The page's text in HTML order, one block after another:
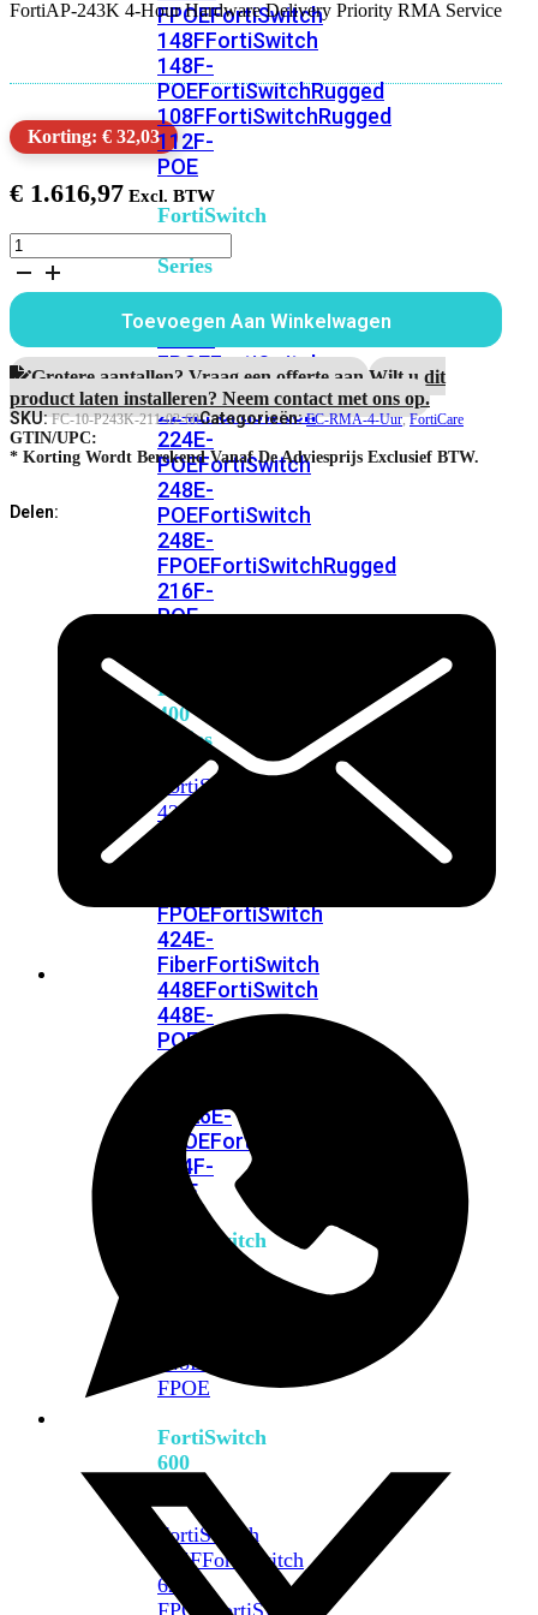
FPOEFortiSwitch
148FFortiSwitch
148F-
POEFortiSwitchRugged
108FFortiSwitchRugged
112F-
POE
FortiSwitch
200
Series
FortiSwitch
224D-
FPOEFortiSwitch
248D FortiSwitch
224EFortiswitch
224E-
POEFortiSwitch
248E-
POEFortiSwitch
248E-
FPOEFortiSwitchRugged
216F-
POE
FortiSwitch
400
Series
FortiSwitch
424E
FPOEFortiSwitch
424E-
FiberFortiSwitch
448EFortiSwitch
448E-
POEFortiSwitch
448E-
M426E-
FPOEFortiSwitchRugged
424F-
POE
FortiSwitch
548D-
FPOE
FortiSwitch
600
Series
FortiSwitch
624FFortiSwitch
624F-
FPOE
FortiSwitch
FortiAP-243K 4-Hour Hardware Delivery Priority RMA Service
Korting: € 32,03
€ 1.616,97
FortiAP-
243K
jaar
4-
uur
Hardware
RMA
Service
aantal
Toevoegen Aan Winkelwagen
Grotere aantallen? Vraag een offerte aan.Wilt u dit
product laten installeren? Neem contact met ons op.
SKU:FC-10-P243K-211-02-60Categorieën:FC-RMA-4-Uur,FortiCare
GTIN/UPC:
* Korting Wordt Berekend Vanaf De Adviesprijs Exclusief BTW.
Delen: